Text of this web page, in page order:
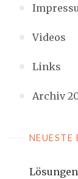
Videos
Links
Archiv
NEUESTE